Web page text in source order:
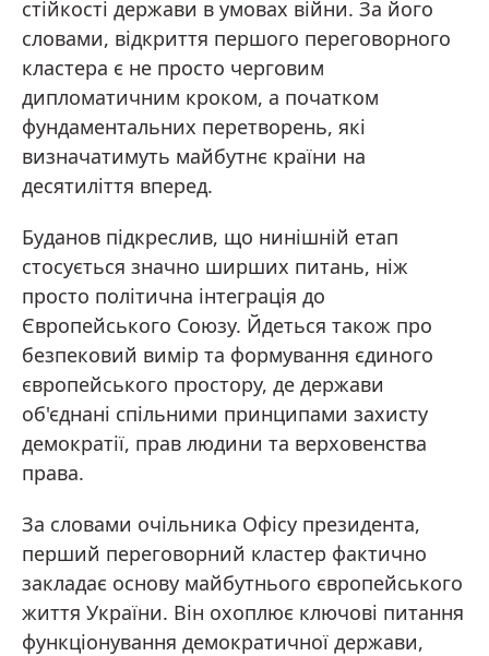
стійкості держави в умовах війни. За його
словами, відкриття першого переговорного
кластера є не просто черговим
дипломатичним кроком, а початком
фундаментальних перетворень, які
визначатимуть майбутнє країни на
десятиліття вперед.
Буданов підкреслив, що нинішній етап
стосується значно ширших питань, ніж
просто політична інтеграція до
Європейського Союзу. Йдеться також про
безпековий вимір та формування єдиного
європейського простору, де держави
об'єднані спільними принципами захисту
демократії, прав людини та верховенства
права.
За словами очільника Офісу президента,
перший переговорний кластер фактично
закладає основу майбутнього європейського
життя України. Він охоплює ключові питання
функціонування демократичної держави,